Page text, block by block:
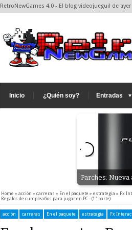
RetroNewGames 4.0 - El blog videojueguil de ayer
Inicio ¿Quién soy? Entradas
Parches: Nueva
Home » acción » carreras » En el paquete » estrategia » Fx
Regalos de cumpleaños para jugar en PC - (1ª parte)
acción carreras En el paquete estrategia Fx